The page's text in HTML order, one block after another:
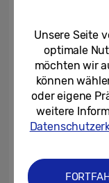
Erwerb
Registrierung
17.11.19
sowie
Code des
Unsere Seite
optimale
möchten wir
können
oder eigene
weitere